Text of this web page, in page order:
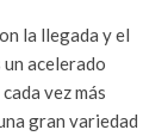
la llegada y el
acelerado
vez más
gran variedad